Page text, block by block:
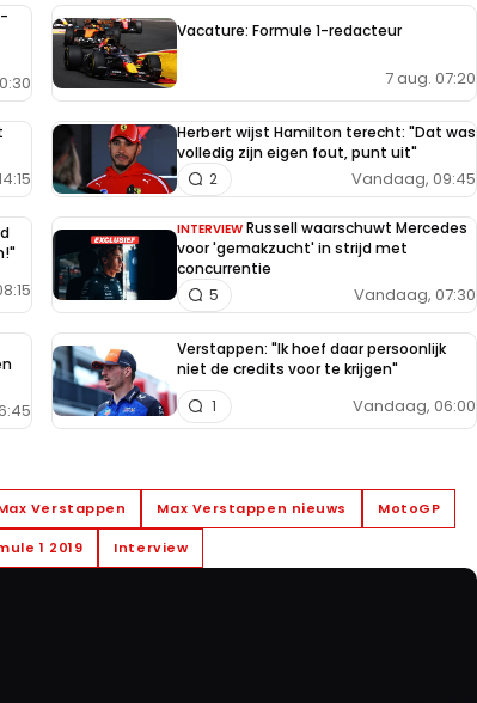
Vacature: Formule 1-redacteur
7 aug. 07:20
Herbert wijst Hamilton terecht: "Dat was
volledig zijn eigen fout, punt uit"
Vandaag, 09:45
2
INTERVIEW Russell waarschuwt Mercedes
voor 'gemakzucht' in strijd met
concurrentie
Vandaag, 07:30
5
Verstappen: "Ik hoef daar persoonlijk
niet de credits voor te krijgen"
Vandaag, 06:00
1
Verstappen Max Verstappen nieuws MotoGP
1 2019 Interview